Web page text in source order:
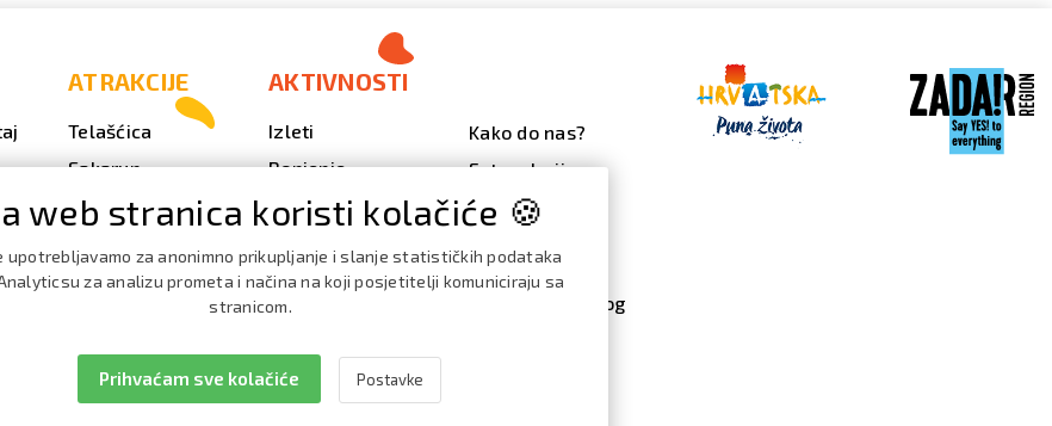
ATRAKCIJE
Telašćica
Sakarun
Svjetionik Veli Rat
Strašna peć
AKTIVNOSTI
Izleti
Ronjenje
Outdoor
Nautika
Kako do nas?
Fotogalerija
Video galerija
događanja
Brošure / katalog
web stranica koristi kolačiće 🍪
upotrebljavamo za anonimno prikupljanje i slanje statističkih podataka
za analizu prometa i načina na koji posjetitelji komuniciraju sa
stranicom.
Prihvaćam sve kolačiće Postavke